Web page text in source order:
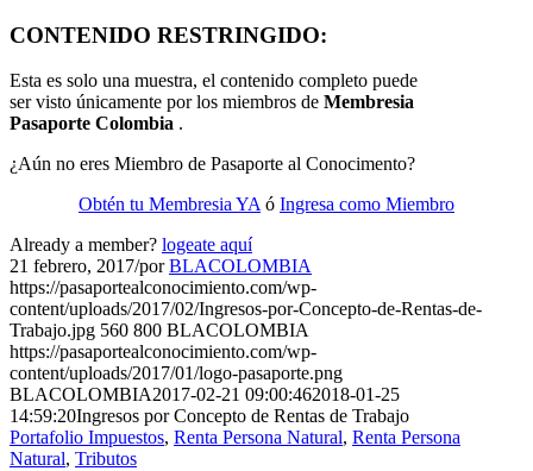
CONTENIDO RESTRINGIDO:
Esta es solo una muestra, el contenido completo puede
ser visto únicamente por los miembros de Membresia
Pasaporte Colombia .
¿Aún no eres Miembro de Pasaporte al Conocimento?
Obtén tu Membresia YA ó Ingresa como Miembro
Already a member? logeate aquí
21 febrero, 2017/porBLACOLOMBIA
https://pasaportealconocimiento.com/wp-
content/uploads/2017/02/Ingresos-por-Concepto-de-Rentas-de-
Trabajo.jpg 560 800 BLACOLOMBIA
https://pasaportealconocimiento.com/wp-
content/uploads/2017/01/logo-pasaporte.png
BLACOLOMBIA2017-02-21 09:00:462018-01-25
14:59:20Ingresos por Concepto de Rentas de Trabajo
Portafolio Impuestos, Renta Persona Natural, Renta Persona
Natural, Tributos